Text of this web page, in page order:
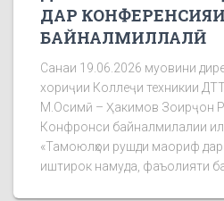
ДАР КОНФЕРЕНСИЯИ
БАЙНАЛМИЛЛАЛӢ
Санаи 19.06.2026 муовини
хориҷии Коллеҷи техникии
М.Осимӣ – Ҳакимов Зоирҷон
Конфронси байналмилалии
«Тамоюлҳои рушди маориф дар
иштирок намуда, фаъолияти